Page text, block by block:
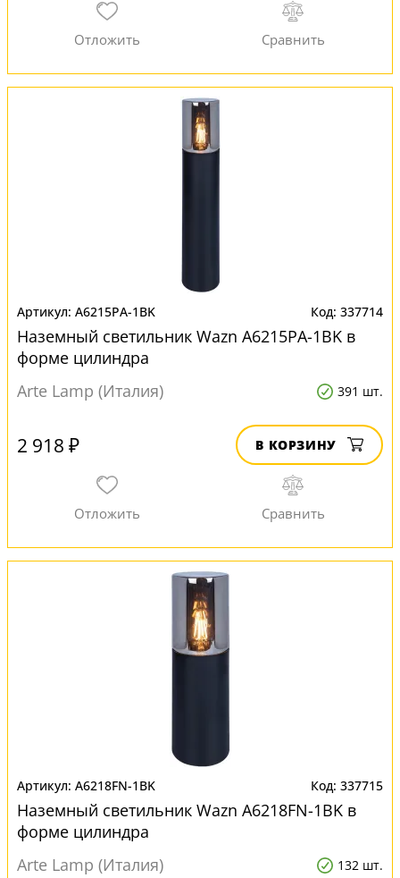
A6215PA-1BK 337714
Наземный светильник Wazn A6215PA-1BK в
форме цилиндра
Arte Lamp (Италия)
391 шт.
2 918 ₽ В КОРЗИНУ
A6218FN-1BK 337715
Наземный светильник Wazn A6218FN-1BK в
форме цилиндра
Arte Lamp (Италия)
132 шт.